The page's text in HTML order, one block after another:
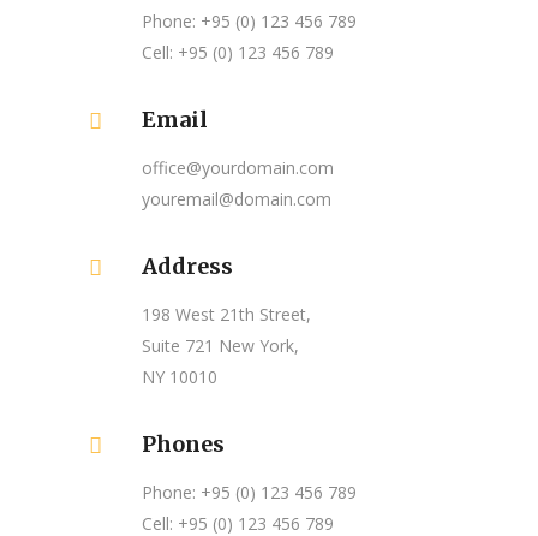
Phone: +95 (0) 123 456 789
Cell: +95 (0) 123 456 789
Email
office@yourdomain.com
youremail@domain.com
Address
198 West 21th Street,
Suite 721 New York,
NY 10010
Phones
Phone: +95 (0) 123 456 789
Cell: +95 (0) 123 456 789